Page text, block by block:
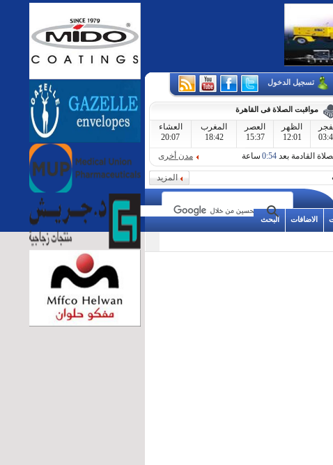
تسجيل الدخول
مواقبت الصلاة فى القاهرة
الظهر
12:01
العصر
15:37
المغرب
18:42
العشاء
20:07
القادمة بعد 0:54 ساعة مدن أخرى
المزيد
الاضافات البحث